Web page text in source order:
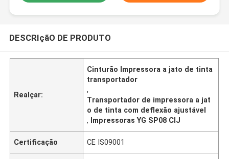
DESCRIçãO DE PRODUTO
Realçar:
Cinturão Impressora a jato de tinta
transportador
,
Transportador de impressora a jat
o de tinta com deflexão ajustável
, Impressoras YG SP08 CIJ
Certificação CE IS09001